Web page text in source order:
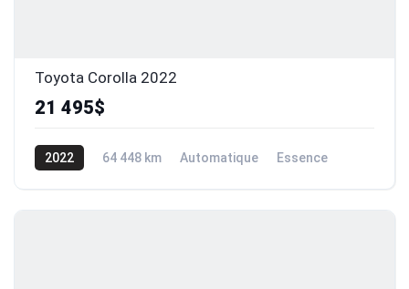
Toyota Corolla 2022
21 495$
2022 64 448 km Automatique
Essence